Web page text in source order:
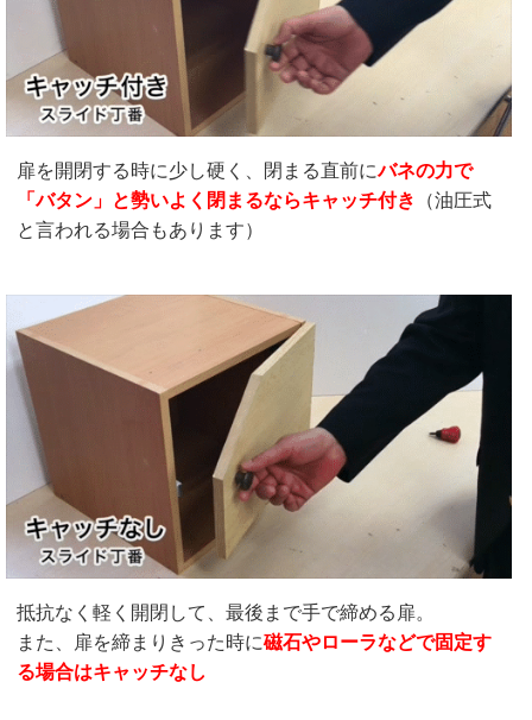
扉を開閉する時に少し硬く、閉まる直前にバネの力で
「バタン」と勢いよく閉まるならキャッチ付き
（油圧式
と言われる場合もあります）
抵抗なく軽く開閉して、最後まで手で締める扉。
また、扉を締まりきった時に磁石やローラなどで固定す
る場合はキャッチなし